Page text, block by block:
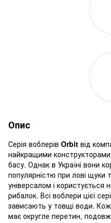
Опис
Серія воблерів Orbit від
найкращими
басу. Однак в Україні вони
популярністю при лові щуки
універсалом і користується
рибалок. Всі воблери цієї
зависають у товщі води.
має округле перетин,